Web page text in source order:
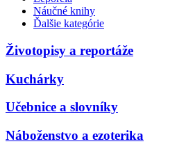
Náučné knihy
Ďalšie kategórie
Životopisy a reportáže
Kuchárky
Učebnice a slovníky
Náboženstvo a ezoterika